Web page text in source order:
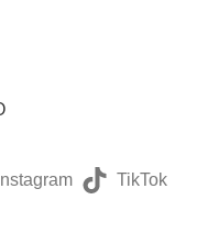
Instagram TikTok